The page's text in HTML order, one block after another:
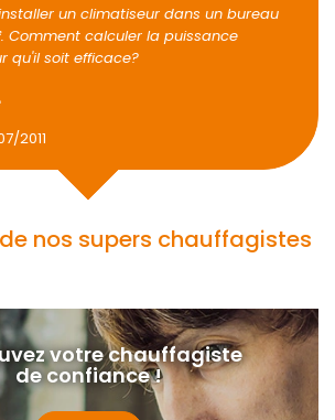
un climatiseur dans un bureau
Comment calculer la puissance
qu'il soit efficace?
2011
de nos supers chauffagistes
votre chauffagiste
de confiance !